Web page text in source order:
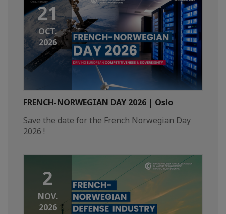
21
OCT.
2026
FRENCH-NORWEGIAN DAY 2026 | Oslo
Save the date for the French Norwegian Day
2026 !
2
NOV.
2026